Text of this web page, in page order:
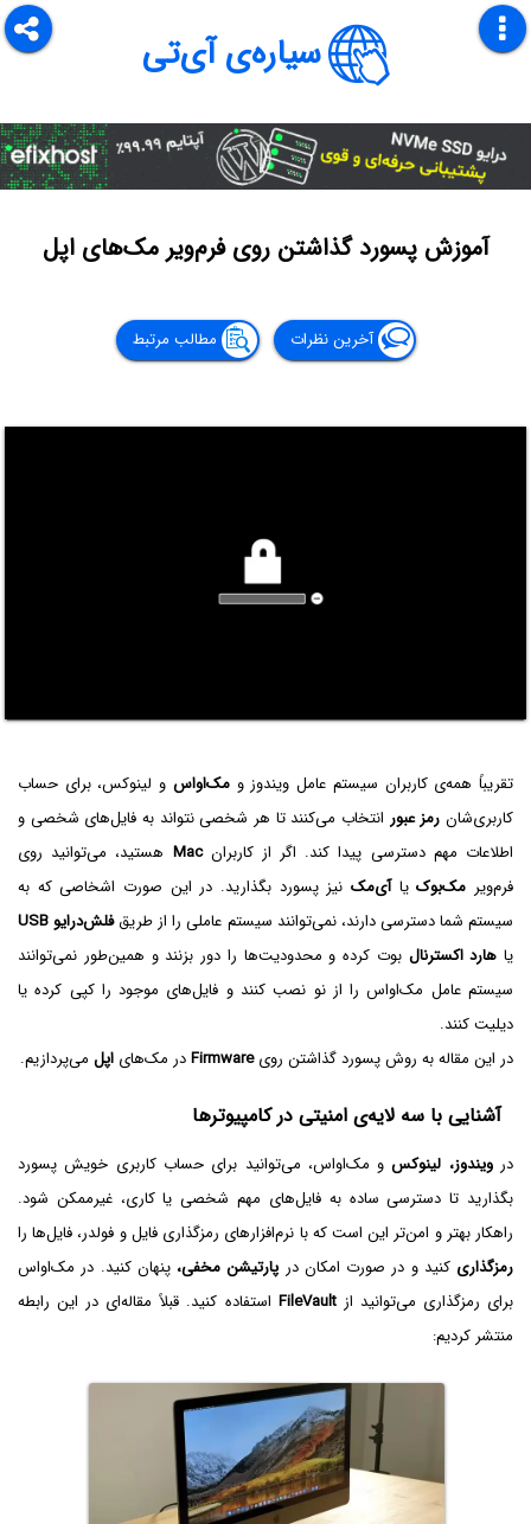
سیاره‌ی آی‌تی
آموزش پسورد گذاشتن روی فرم‌ویر مک‌های اپل
آخرین نظرات مطالب مرتبط
تقریباً همه‌ی کاربران سیستم عامل ویندوز ومک‌او‌اس و لینوکس، برای حساب
کاربری‌شان رمز عبور انتخاب می‌کنند تا هر شخصی نتواند به فایل‌های شخصی و
اطلاعات مهم دسترسی پیدا کند. اگر از کاربرانMac هستید، می‌توانید روی
فرم‌ویر مک‌بوکیاآی‌مک نیز پسورد بگذارید. در این صورت اشخاصی که به
سیستم شما دسترسی دارند، نمی‌توانند سیستم عاملی را از طریقفلش‌درایو USB
یا هارد اکسترنال بوت کرده و محدودیت‌ها را دور بزنند و همین‌طور نمی‌توانند
سیستم عامل مک‌او‌اس را از نو نصب کنند و فایل‌های موجود را کپی کرده یا
دیلیت کنند.
در این مقاله به روش پسورد گذاشتن رویFirmwareدر مک‌های اپل می‌پردازیم.
آشنایی با سه لایه‌ی امنیتی در کامپیوترها
درویندوز، لینوکسو مک‌او‌اس، می‌توانید برای حساب کاربری خویش پسورد
بگذارید تا دسترسی ساده به فایل‌های مهم شخصی یا کاری، غیرممکن شود.
راهکار بهتر و امن‌تر این است که با نرم‌افزارهای رمزگذاری فایل و فولدر، فایل‌ها را
رمزگذاری کنید و در صورت امکان در پارتیشن مخفی، پنهان کنید. در مک‌او‌اس
برای رمزگذاری می‌توانید ازFileVault استفاده کنید. قبلاً مقاله‌ای در این رابطه
منتشر کردیم: